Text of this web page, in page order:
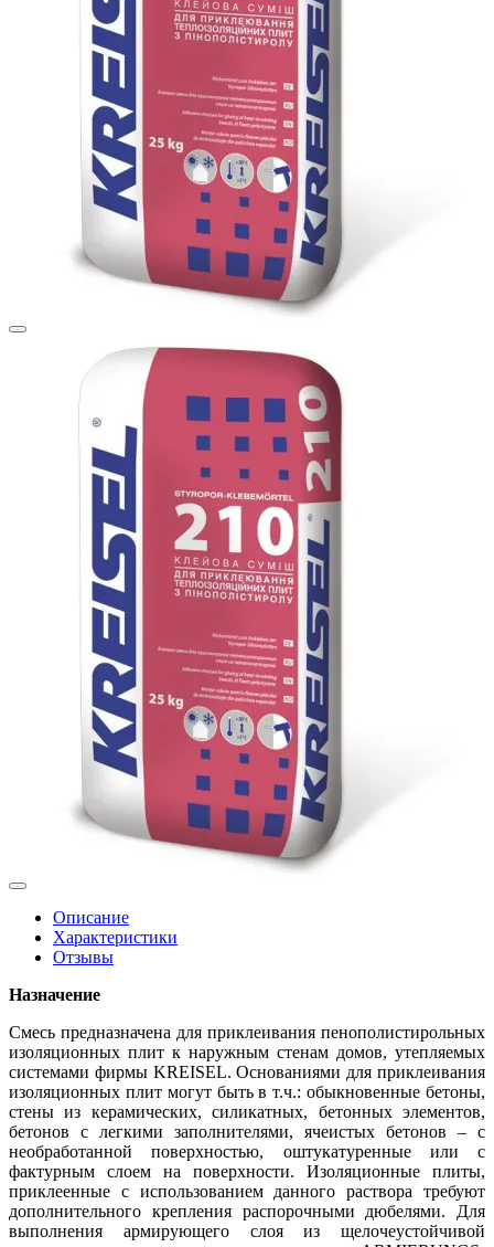
Описание
Характеристики
Отзывы
Назначение
Смесь предназначена для приклеивания пенополистирольных
изоляционных плит к наружным стенам домов, утепляемых
системами фирмы KREISEL. Основаниями для приклеивания
изоляционных плит могут быть в т.ч.: обыкновенные бетоны,
стены из керамических, силикатных, бетонных элементов,
бетонов с легкими заполнителями, ячеистых бетонов – с
необработанной поверхностью, оштукатуренные или с
фактурным слоем на поверхности. Изоляционные плиты,
приклеенные с использованием данного раствора требуют
дополнительного крепления распорочными дюбелями. Для
выполнения армирующего слоя из щелочеустойчивой